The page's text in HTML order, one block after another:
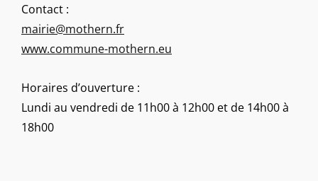
Contact :
mairie@mothern.fr
www.commune-mothern.eu
Horaires d’ouverture :
Lundi au vendredi de 11h00 à 12h00 et de 14h00 à
18h00